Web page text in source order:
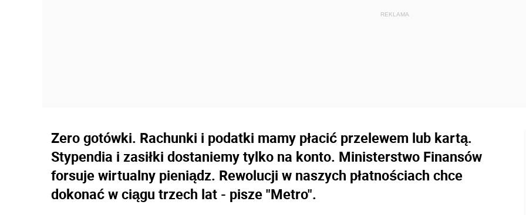
Zero gotówki. Rachunki i podatki mamy płacić przelewem lub kartą.
Stypendia i zasiłki dostaniemy tylko na konto. Ministerstwo Finansów
forsuje wirtualny pieniądz. Rewolucji w naszych płatnościach chce
dokonać w ciągu trzech lat - pisze "Metro".